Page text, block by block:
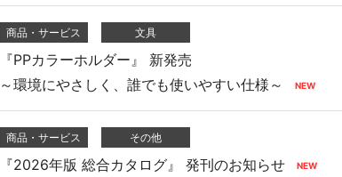
商品・サービス 文具
『PPカラーホルダー』 新発売
～環境にやさしく、誰でも使いやすい仕様～
商品・サービス その他
『2026年版 総合カタログ』 発刊のお知らせ